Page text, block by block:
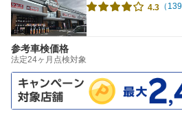
4.3 （
参考車検価格
法定24ヶ月点検対象